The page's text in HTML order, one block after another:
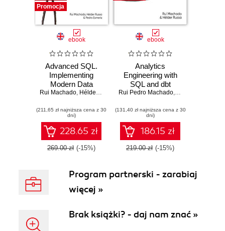
Promocja
ebook
Advanced SQL.
Implementing
Modern Data
Solutions and ML
Rui Machado, Hélder Russa ,Pedro Esmeriz
(211,65 zł najniższa cena z 30
dni)
228.65 zł
269.00 zł (-15%)
ebook
Analytics
Engineering with
SQL and dbt
Rui Pedro Machado, Helder Russa
(131,40 zł najniższa cena z 30
dni)
186.15 zł
219.00 zł (-15%)
Program partnerski - zarabiaj
więcej »
Brak książki? - daj nam znać »